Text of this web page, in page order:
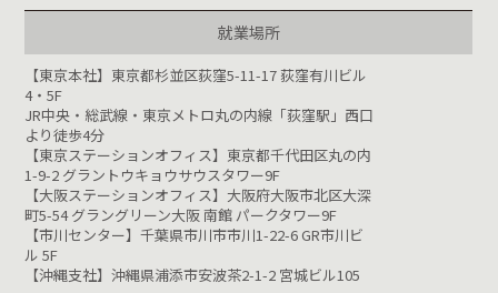
就業場所
【東京本社】東京都杉並区荻窪5-11-17 荻窪有川ビル
4・5F
JR中央・総武線・東京メトロ丸の内線「荻窪駅」西口
より徒歩4分
【東京ステーションオフィス】東京都千代田区丸の内
1-9-2 グラントウキョウサウスタワー9F
【大阪ステーションオフィス】大阪府大阪市北区大深
町5-54 グラングリーン大阪 南館 パークタワー9F
【市川センター】千葉県市川市市川1-22-6 GR市川ビ
ル 5F
【沖縄支社】沖縄県浦添市安波茶2-1-2 宮城ビル105